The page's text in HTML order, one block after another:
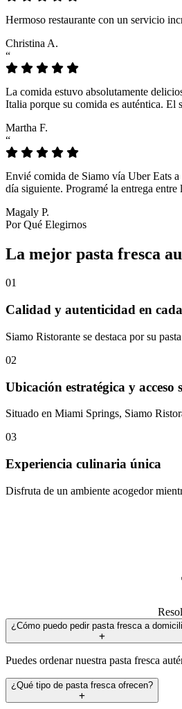
Hermoso restaurante con un servicio
Christina A.
“
La comida estuvo absolutamente
Italia porque su comida es auténtica. El
Martha F.
“
Envié comida de Siamo vía Uber Eats
día siguiente. Programé la entrega
Magaly P.
Por Qué Elegirnos
La mejor pasta fresca
01
Calidad y autenticidad en
Siamo Ristorante se destaca por su
02
Ubicación estratégica y acceso
Situado en Miami Springs, Siamo
03
Experiencia culinaria única
Disfruta de un ambiente acogedor
¿Cómo puedo pedir pasta fresca a
Puedes ordenar nuestra pasta fresca
¿Qué tipo de pasta fresca ofrecen?